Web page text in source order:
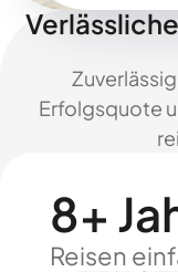
Erfolgsquote
8+
Reisen